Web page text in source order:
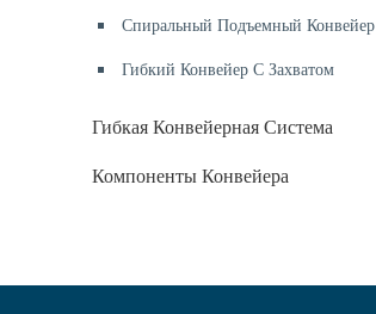
Спиральный Подъемный Конвейер
Гибкий Конвейер С Захватом
Гибкая Конвейерная Система
Компоненты Конвейера